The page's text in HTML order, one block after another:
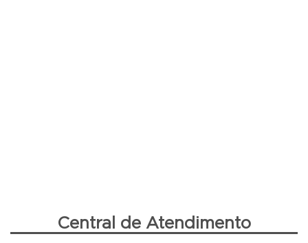
Central de Atendimento